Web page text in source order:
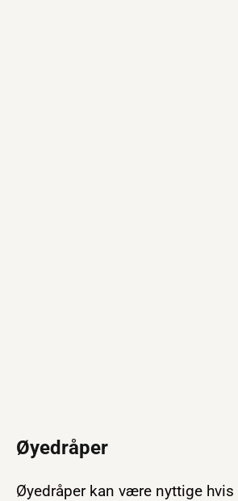
Øyedråper
Øyedråper kan være nyttige hvis